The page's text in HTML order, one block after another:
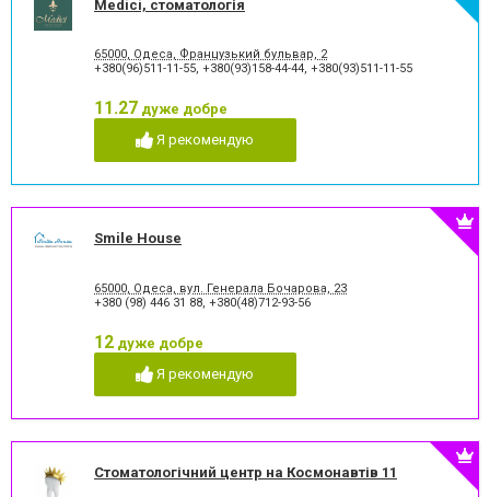
Medici, стоматологія
65000, Одеса, Французький бульвар, 2
+380(96)511-11-55, +380(93)158-44-44, +380(93)511-11-55
11.27 дуже добре
Я рекомендую
Smile House
65000, Одеса, вул. Генерала Бочарова, 23
+380 (98) 446 31 88, +380(48)712-93-56
12 дуже добре
Я рекомендую
Стоматологічний центр на Космонавтів 11